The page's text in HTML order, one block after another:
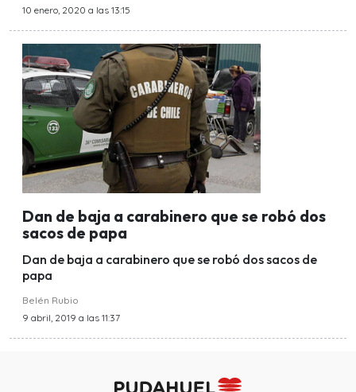
10 enero, 2020 a las 13:15
Dan de baja a carabinero que se robó dos
sacos de papa
Dan de baja a carabinero que se robó dos sacos de
papa
Belén Rubio
9 abril, 2019 a las 11:37